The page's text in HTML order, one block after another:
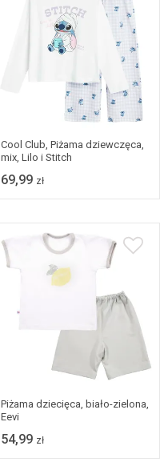
Dostępne w wielu
rozmiarach
Cool Club, Piżama dziewczęca,
mix, Lilo i Stitch
69,99 zł
Dostępne w wielu
rozmiarach
Piżama dziecięca, biało-zielona,
Eevi
54,99 zł